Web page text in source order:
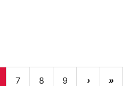
7 8 9 › »